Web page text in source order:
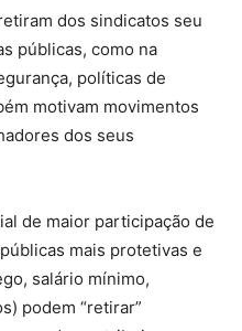
dos sindicatos seu
públicas, como na
políticas de
motivam movimentos
dos seus
de maior participação de
mais protetivas e
salário mínimo,
podem “retirar”